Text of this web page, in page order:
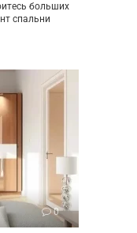
больших
спальни
0